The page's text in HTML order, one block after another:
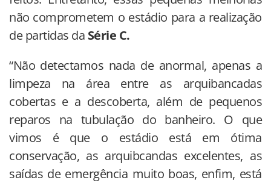
não comprometem o estádio para a realização
de partidas da Série C.
“Não detectamos nada de anormal, apenas a
limpeza na área entre as arquibancadas
cobertas e a descoberta, além de pequenos
reparos na tubulação do banheiro. O que
vimos é que o estádio está em ótima
conservação, as arquibcandas excelentes, as
saídas de emergência muito boas, enfim, está